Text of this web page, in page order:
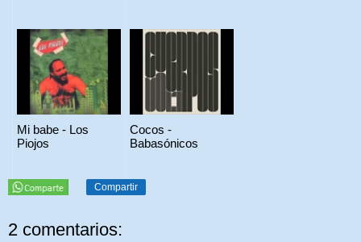
Mi babe - Los
Piojos
Cocos -
Babasónicos
Compartir
2 comentarios: